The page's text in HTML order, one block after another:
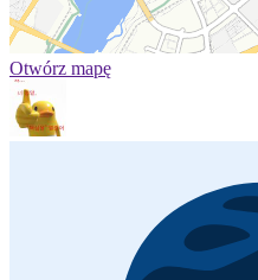
Otwórz mapę